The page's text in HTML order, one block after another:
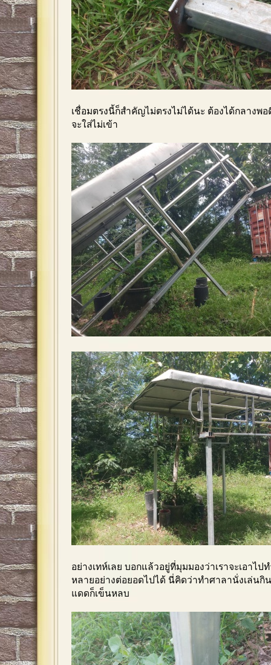
เชื่อมตรงนี้ก็สำคัญไม่ตรงไม่ได้นะ ต้องได้กลางพ
จะใส่ไม่เข้า
อย่างเทห์เลย บอกแล้วอยู่ที่มุมมองว่าเราจะเอาไป
หลายอย่างต่อยอดไปได้ นี่คิดว่าทำศาลานั่งเล่นกิ
แดดก็เข็นหลบ